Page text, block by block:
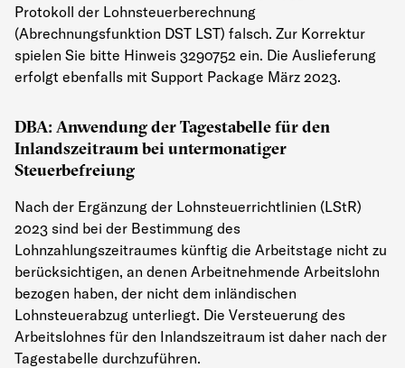
Protokoll der Lohnsteuerberechnung
(Abrechnungsfunktion DST LST) falsch. Zur Korrektur
spielen Sie bitte Hinweis 3290752 ein. Die Auslieferung
erfolgt ebenfalls mit Support Package März 2023.
DBA: Anwendung der Tagestabelle für den
Inlandszeitraum bei untermonatiger
Steuerbefreiung
Nach der Ergänzung der Lohnsteuerrichtlinien (LStR)
2023 sind bei der Bestimmung des
Lohnzahlungszeitraumes künftig die Arbeitstage nicht zu
berücksichtigen, an denen Arbeitnehmende Arbeitslohn
bezogen haben, der nicht dem inländischen
Lohnsteuerabzug unterliegt. Die Versteuerung des
Arbeitslohnes für den Inlandszeitraum ist daher nach der
Tagestabelle durchzuführen.